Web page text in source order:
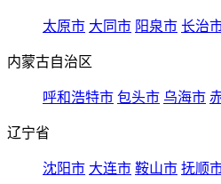
太原市 大同市 阳泉市 长治
内蒙古自治区
呼和浩特市 包头市 乌海市
辽宁省
沈阳市 大连市 鞍山市 抚顺